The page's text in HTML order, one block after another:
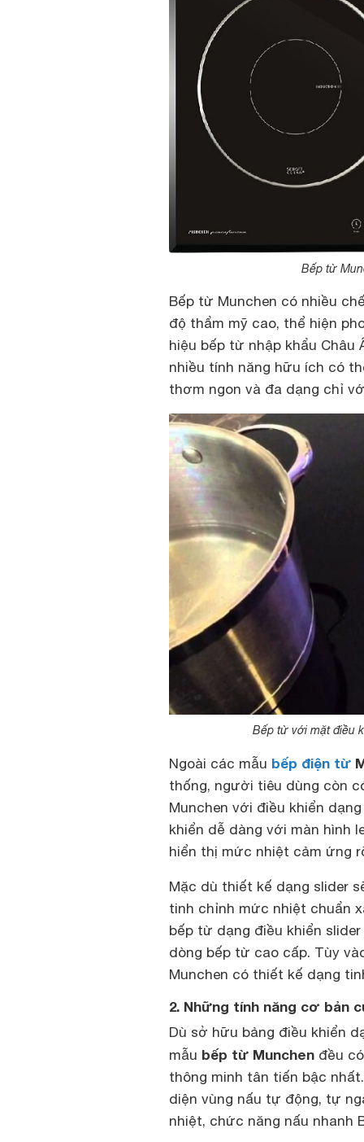
Bếp từ
Bếp từ Munchen có nhiều
độ thẩm mỹ cao, thể hiện
hiệu bếp từ nhập khẩu
nhiều tính năng hữu ích có
thơm ngon và đa dạng chỉ
Bếp từ với mặt điều
Ngoài các mẫu bếp điện từ
thống, người tiêu dùng còn
Munchen với điều khiển
khiển dễ dàng với màn hình
hiển thị mức nhiệt cảm ứng
Mặc dù thiết kế dạng slider
tinh chỉnh mức nhiệt chuẩn
bếp từ dạng điều khiển
dòng bếp từ cao cấp. Tùy
Munchen có thiết kế dạng
2. Những tính năng cơ bản
Dù sở hữu bảng điều khiển
mẫu bếp từ Munchen đều
thông minh tân tiến bậc
diện vùng nấu tự động, tự
nhiệt, chức năng nấu nhanh